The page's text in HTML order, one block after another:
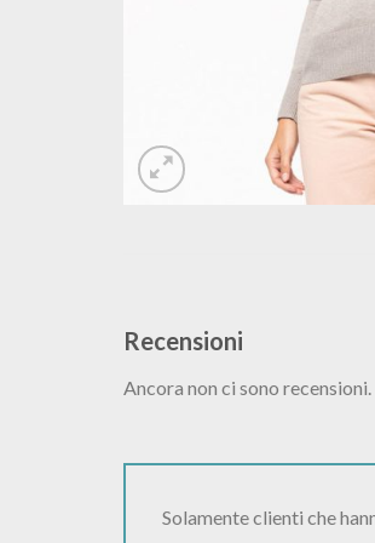
Recensioni
Ancora non ci sono recensioni.
Solamente clienti che